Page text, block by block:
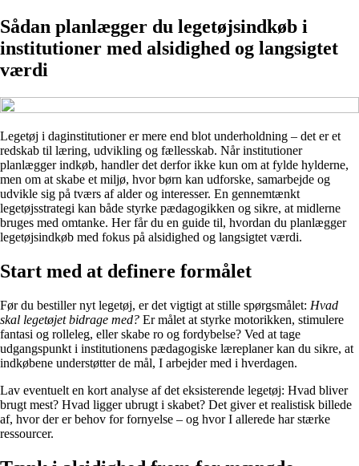
Sådan planlægger du legetøjsindkøb i
institutioner med alsidighed og langsigtet
værdi
Legetøj i daginstitutioner er mere end blot underholdning – det er et
redskab til læring, udvikling og fællesskab. Når institutioner
planlægger indkøb, handler det derfor ikke kun om at fylde hylderne,
men om at skabe et miljø, hvor børn kan udforske, samarbejde og
udvikle sig på tværs af alder og interesser. En gennemtænkt
legetøjsstrategi kan både styrke pædagogikken og sikre, at midlerne
bruges med omtanke. Her får du en guide til, hvordan du planlægger
legetøjsindkøb med fokus på alsidighed og langsigtet værdi.
Start med at definere formålet
Før du bestiller nyt legetøj, er det vigtigt at stille spørgsmålet: Hvad
skal legetøjet bidrage med? Er målet at styrke motorikken, stimulere
fantasi og rolleleg, eller skabe ro og fordybelse? Ved at tage
udgangspunkt i institutionens pædagogiske læreplaner kan du sikre, at
indkøbene understøtter de mål, I arbejder med i hverdagen.
Lav eventuelt en kort analyse af det eksisterende legetøj: Hvad bliver
brugt mest? Hvad ligger ubrugt i skabet? Det giver et realistisk billede
af, hvor der er behov for fornyelse – og hvor I allerede har stærke
ressourcer.